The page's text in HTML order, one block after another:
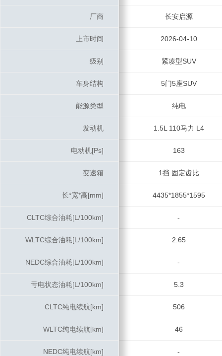
厂商 长安启源
上市时间 2026-04-10
级别 紧凑型SUV
车身结构 5门5座SUV
能源类型 纯电
发动机 1.5L 110马力 L4
电动机[Ps] 163
变速箱 1挡 固定齿比
长*宽*高[mm] 4435*1855*1595
CLTC综合油耗[L/100km] -
WLTC综合油耗[L/100km] 2.65
NEDC综合油耗[L/100km] -
亏电状态油耗[L/100km] 5.3
CLTC纯电续航[km] 506
WLTC纯电续航[km] 46
NEDC纯电续航[km] -
厂商
上市时间
级别
车身结构
能源类型
发动机
电动机[Ps]
变速箱
长*宽*高[mm]
CLTC综合油耗[L/100km]
WLTC综合油耗[L/100km]
NEDC综合油耗[L/100km]
亏电状态油耗[L/100km]
CLTC纯电续航[km]
WLTC纯电续航[km]
NEDC纯电续航[km]